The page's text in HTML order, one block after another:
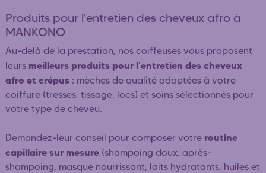
Produits pour l'entretien des cheveux afro à
MANKONO
Au-delà de la prestation, nos coiffeuses vous proposent
leurs meilleurs produits pour l'entretien des cheveux
afro et crépus : mèches de qualité adaptées à votre
coiffure (tresses, tissage, locs) et soins sélectionnés pour
votre type de cheveu.
Demandez-leur conseil pour composer votre routine
capillaire sur mesure (shampoing doux, après-
shampoing, masque nourrissant, laits hydratants, huiles et